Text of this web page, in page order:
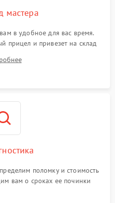
мастера
в удобное для вас время.
прицел и привезет на склад
поломку и стоимость
вам о сроках ее починки